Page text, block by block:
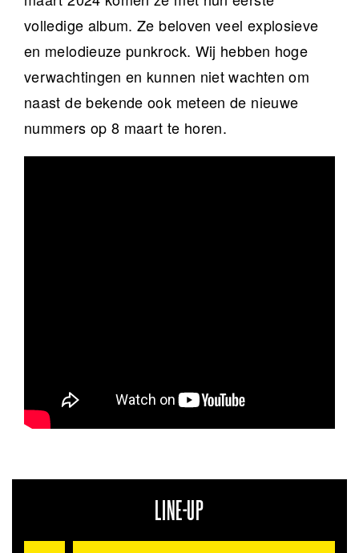
volledige album. Ze beloven veel explosieve
en melodieuze punkrock. Wij hebben hoge
verwachtingen en kunnen niet wachten om
naast de bekende ook meteen de nieuwe
nummers op 8 maart te horen.
LINE-UP